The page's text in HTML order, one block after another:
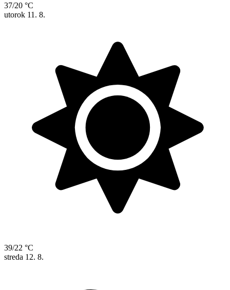
37/20 °C
utorok 11. 8.
39/22 °C
streda 12. 8.